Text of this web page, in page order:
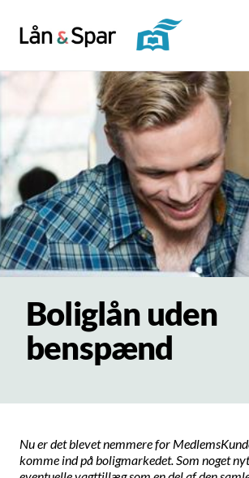
Boliglån uden
benspænd
Nu er det blevet nemmere for
komme ind på boligmarkedet. Som noget